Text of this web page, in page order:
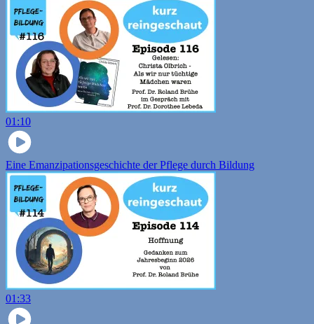
01:10
Eine Emanzipationsgeschichte der Pflege durch Bildung
01:33